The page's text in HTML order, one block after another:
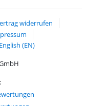
widerrufen
English (EN)